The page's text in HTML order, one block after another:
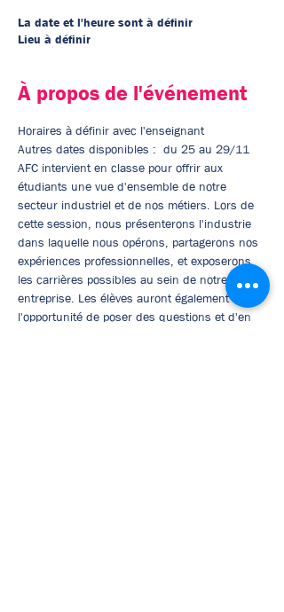
La date et l'heure sont à définir
Lieu à définir
À propos de l'événement
Horaires à définir avec l'enseignant
Autres dates disponibles :  du 25 au 29/11
AFC intervient en classe pour offrir aux
étudiants une vue d'ensemble de notre
secteur industriel et de nos métiers. Lors de
cette session, nous présenterons l'industrie
dans laquelle nous opérons, partagerons nos
expériences professionnelles, et exposerons
les carrières possibles au sein de notre
entreprise. Les élèves auront également
l'opportunité de poser des questions et d'en